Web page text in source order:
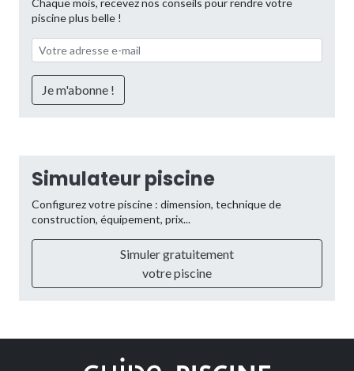
Chaque mois, recevez nos conseils pour rendre votre
piscine plus belle !
Simulateur piscine
Configurez votre piscine : dimension, technique de
construction, équipement, prix...
Simuler gratuitement
votre piscine